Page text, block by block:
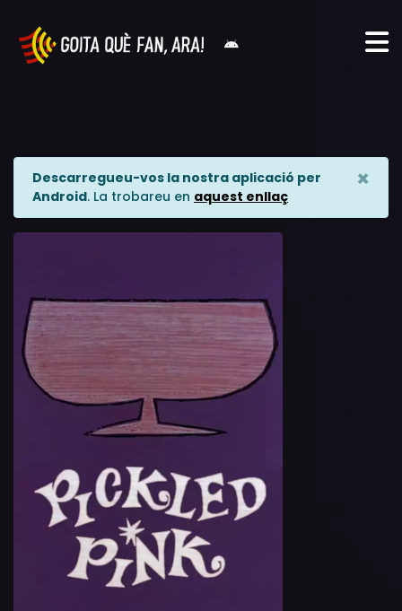
Descarregueu-vos la nostra aplicació per
Android. La trobareu en aquest enllaç
×